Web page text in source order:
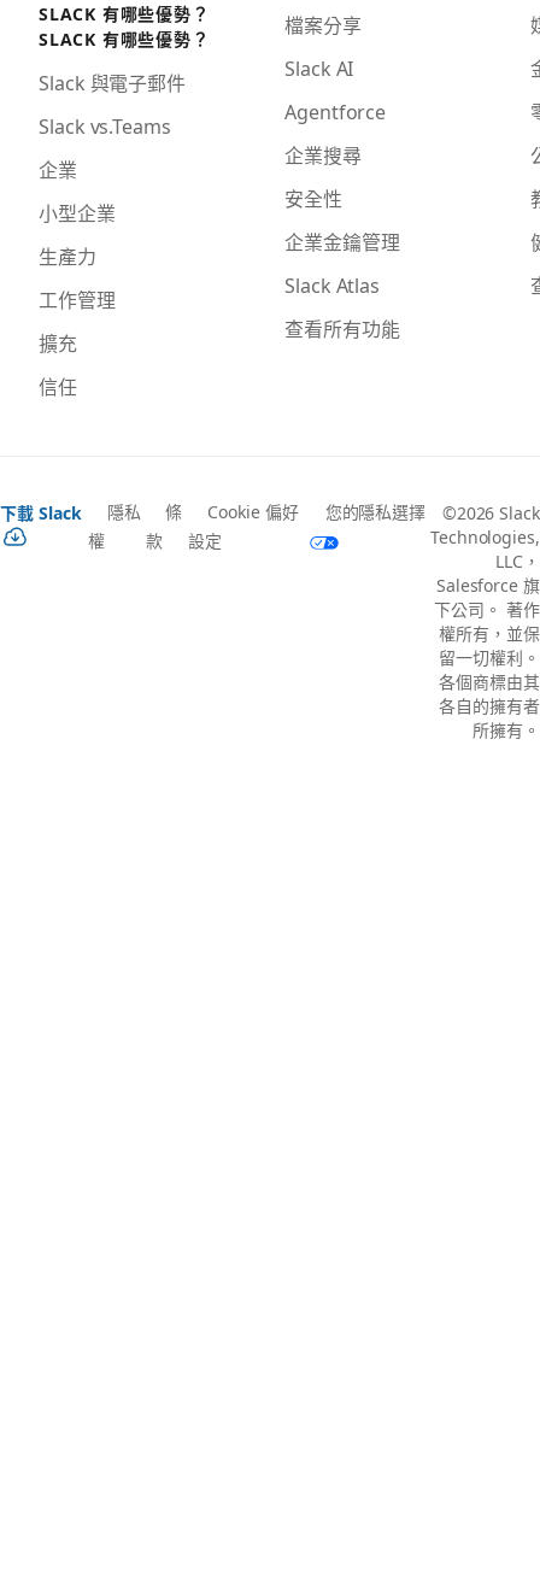
SLACK 有哪些優勢？
SLACK 有哪些優勢？
Slack 與電子郵件
Slack vs.Teams
企業
小型企業
生產力
工作管理
擴充
信任
檔案分享
Slack AI
Agentforce
企業搜尋
安全性
企業金鑰管理
Slack Atlas
查看所有功能
下載 Slack
隱私
權
條
款
Cookie 偏好
設定
您的隱私選擇
©2026 Slack
Technologies,
LLC，
Salesforce 旗
下公司。 著作
權所有，並保
留一切權利。
各個商標由其
各自的擁有者
所擁有。